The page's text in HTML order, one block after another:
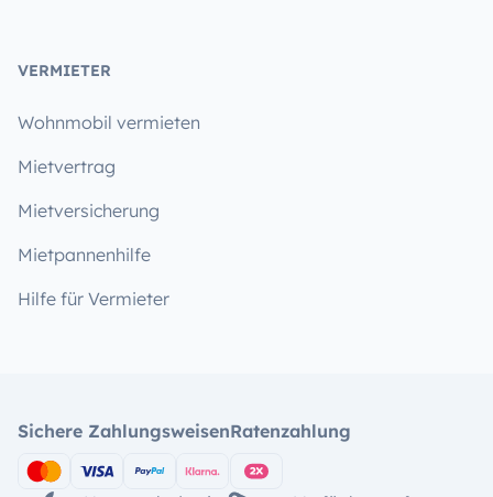
VERMIETER
Wohnmobil vermieten
Mietvertrag
Mietversicherung
Mietpannenhilfe
Hilfe für Vermieter
Sichere ZahlungsweisenRatenzahlung